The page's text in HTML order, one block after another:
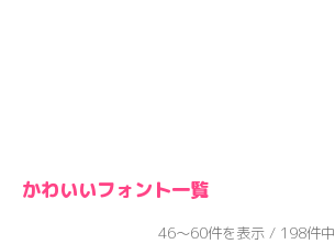
かわいいフォント一覧
46～60件を表示 / 198件中